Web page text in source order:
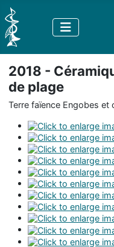
2018 -
de plage
Terre faïence Engobes